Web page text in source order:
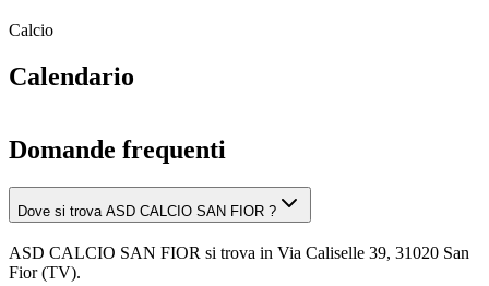
Calcio
Calendario
Domande frequenti
Dove si trova ASD CALCIO SAN FIOR ?
ASD CALCIO SAN FIOR si trova in Via Caliselle 39, 31020 San
Fior (TV).